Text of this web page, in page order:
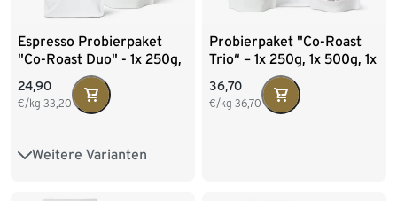
Espresso Probierpaket
"Co-Roast Duo" - 1x 250g,
1 x 500g Ganze Bohne
24,90
€/kg 33,20
Weitere Varianten
750 g Ganze Bohne
Probierpaket "Co-Roast
Trio“ – 1x 250g, 1x 500g, 1x
250g Ganze Bohne
36,70
€/kg 36,70